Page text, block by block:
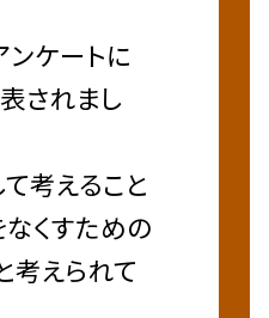
ケートに
されまし
考えること
なくすための
考えられて